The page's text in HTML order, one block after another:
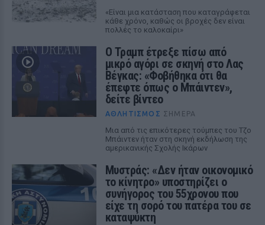
«Είναι μια κατάσταση που καταγράφεται
κάθε χρόνο, καθώς οι βροχές δεν είναι
πολλές το καλοκαίρι»
Ο Τραμπ έτρεξε πίσω από
μικρό αγόρι σε σκηνή στο Λας
Βέγκας: «Φοβήθηκα ότι θα
έπεφτε όπως ο Μπάιντεν»,
δείτε βίντεο
ΑΘΛΗΤΙΣΜΌΣ ΣΉΜΕΡΑ
Μια από τις επικότερες τούμπες του Τζο
Μπάιντεν ήταν στη σκηνή εκδήλωση της
αμερικανικής Σχολής Ικάρων
Μυστράς: «Δεν ήταν οικονομικό
το κίνητρο» υποστηρίζει ο
συνήγορος του 55χρονου που
είχε τη σορό του πατέρα του σε
καταψύκτη